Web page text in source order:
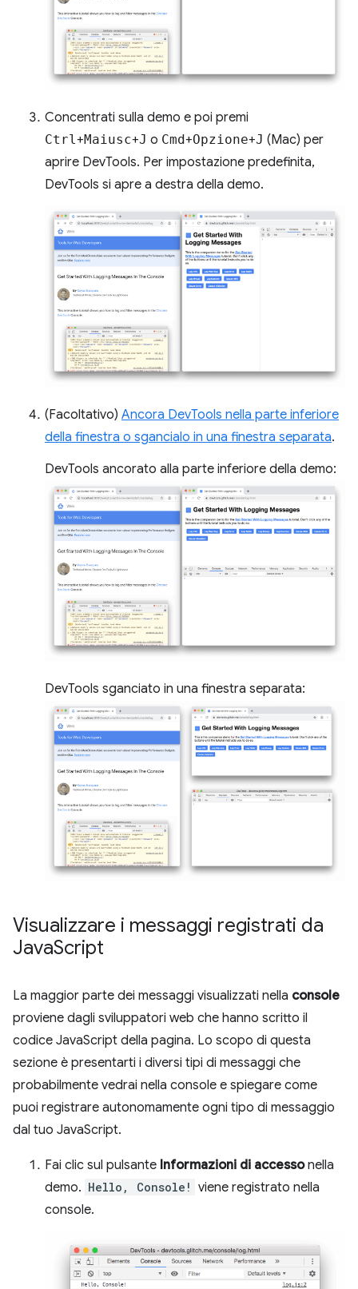
Concentrati sulla demo e poi premi
Ctrl+Maiusc+J o Cmd+Opzione+J (Mac) per
aprire DevTools. Per impostazione predefinita,
DevTools si apre a destra della demo.
(Facoltativo) Ancora DevTools nella parte inferiore
della finestra o sgancialo in una finestra separata.
DevTools ancorato alla parte inferiore della demo:
DevTools sganciato in una finestra separata:
Visualizzare i messaggi registrati da
JavaScript
La maggior parte dei messaggi visualizzati nella console
proviene dagli sviluppatori web che hanno scritto il
codice JavaScript della pagina. Lo scopo di questa
sezione è presentarti i diversi tipi di messaggi che
probabilmente vedrai nella console e spiegare come
puoi registrare autonomamente ogni tipo di messaggio
dal tuo JavaScript.
Fai clic sul pulsante Informazioni di accessonella
demo. Hello, Console! viene registrato nella
console.